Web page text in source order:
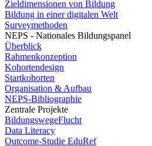
Zieldimensionen von Bildung
Bildung in einer digitalen Welt
Surveymethoden
NEPS - Nationales Bildungspanel
Überblick
Rahmenkonzeption
Kohortendesign
Startkohorten
Organisation & Aufbau
NEPS-Bibliographie
Zentrale Projekte
BildungswegeFlucht
Data Literacy
Outcome-Studie EduRef